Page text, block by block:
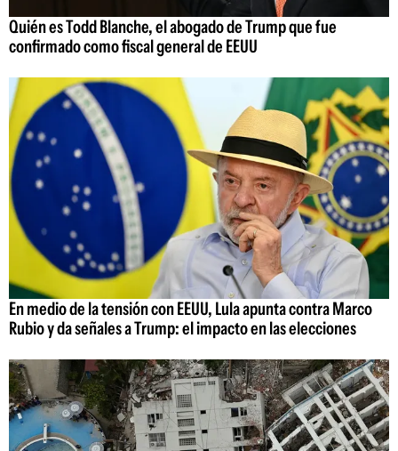
Quién es Todd Blanche, el abogado de Trump que fue
confirmado como fiscal general de EEUU
En medio de la tensión con EEUU, Lula apunta contra Marco
Rubio y da señales a Trump: el impacto en las elecciones